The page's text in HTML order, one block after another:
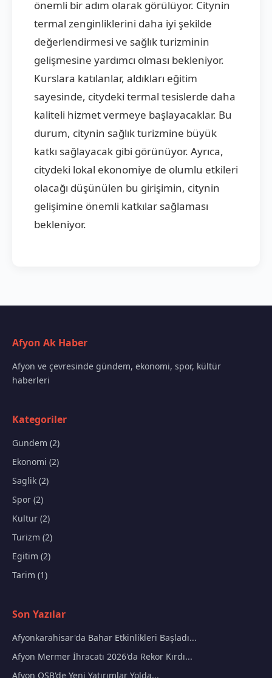
önemli bir adım olarak görülüyor. Citynin
termal zenginliklerini daha iyi şekilde
değerlendirmesi ve sağlık turizminin
gelişmesine yardımcı olması bekleniyor.
Kurslara katılanlar, aldıkları eğitim
sayesinde, citydeki termal tesislerde daha
kaliteli hizmet vermeye başlayacaklar. Bu
durum, citynin sağlık turizmine büyük
katkı sağlayacak gibi görünüyor. Ayrıca,
citydeki lokal ekonomiye de olumlu etkileri
olacağı düşünülen bu girişimin, citynin
gelişimine önemli katkılar sağlaması
bekleniyor.
Afyon Ak Haber
Afyon ve çevresinde gündem, ekonomi, spor, kültür
haberleri
Kategoriler
Gundem (2)
Ekonomi (2)
Saglik (2)
Spor (2)
Kultur (2)
Turizm (2)
Egitim (2)
Tarim (1)
Son Yazılar
Afyonkarahisar'da Bahar Etkinlikleri Başladı...
Afyon Mermer İhracatı 2026'da Rekor Kırdı...
Afyon OSB'de Yeni Yatırımlar Yolda...